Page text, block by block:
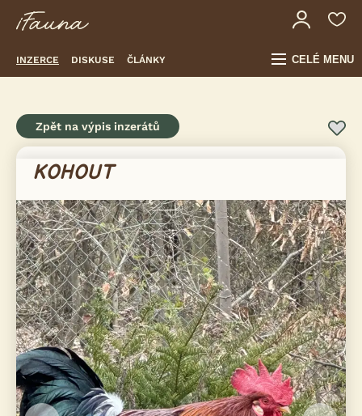
INZERCE DISKUSE ČLÁNKY CELÉ MENU
Zpět na výpis inzerátů
KOHOUT